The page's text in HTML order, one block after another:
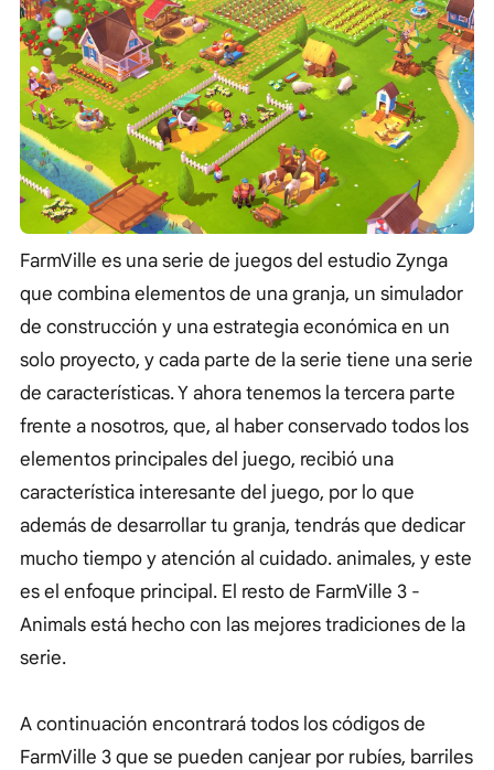
FarmVille es una serie de juegos del estudio Zynga
que combina elementos de una granja, un simulador
de construcción y una estrategia económica en un
solo proyecto, y cada parte de la serie tiene una serie
de características. Y ahora tenemos la tercera parte
frente a nosotros, que, al haber conservado todos los
elementos principales del juego, recibió una
característica interesante del juego, por lo que
además de desarrollar tu granja, tendrás que dedicar
mucho tiempo y atención al cuidado. animales, y este
es el enfoque principal. El resto de FarmVille 3 -
Animals está hecho con las mejores tradiciones de la
serie.
A continuación encontrará todos los códigos de
FarmVille 3 que se pueden canjear por rubíes, barriles